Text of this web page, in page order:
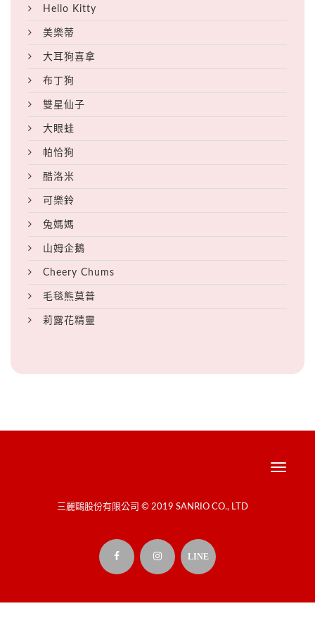
Hello Kitty
美樂蒂
大耳狗喜拿
布丁狗
雙星仙子
大眼蛙
帕恰狗
酷洛米
可樂鈴
兔媽媽
山姆企鵝
Cheery Chums
毛毯熊莫普
莉露花精靈
Toggle
三麗鷗股份有限公司 © 2019 SANRIO CO., LTD